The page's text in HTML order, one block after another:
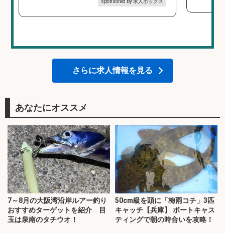
sponsored by 求人ボックス
さらに求人情報を見る
あなたにオススメ
7～8月の大阪湾沿岸ルアー釣り
おすすめターゲットを紹介 目
玉は泉南のタチウオ！
50cm級を頭に「梅雨コチ」3匹
キャッチ【兵庫】 ボートキャス
ティングで朝の時合いを攻略！